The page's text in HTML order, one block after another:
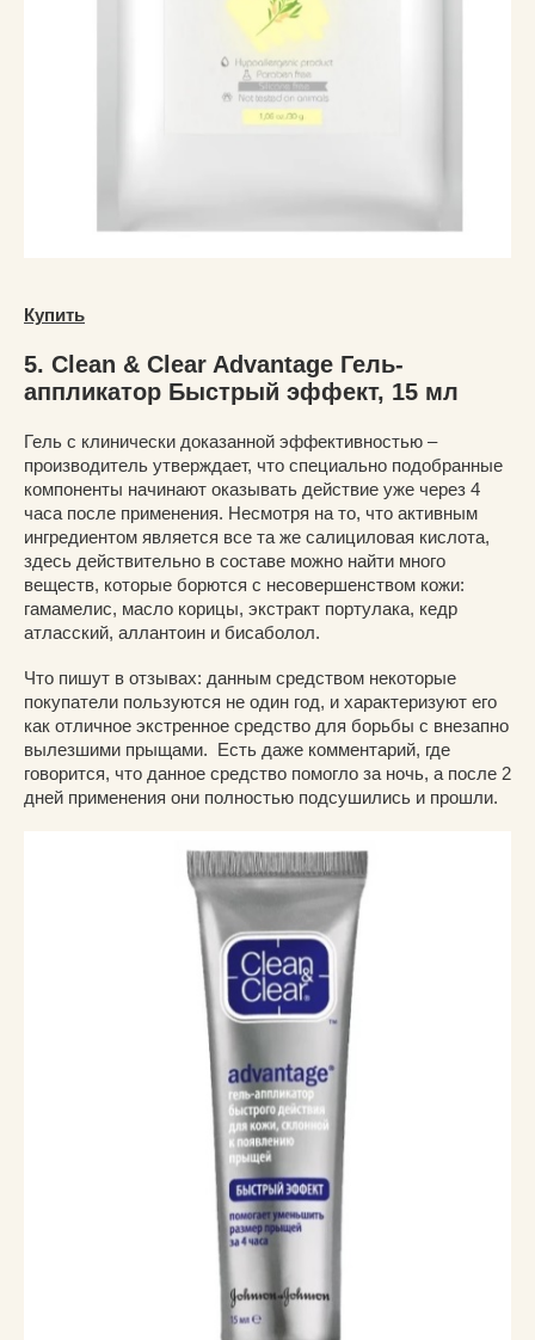
Купить
5. Clean & Clear Advantage Гель-
аппликатор Быстрый эффект, 15 мл
Гель с клинически доказанной эффективностью –
производитель утверждает, что специально подобранные
компоненты начинают оказывать действие уже через 4
часа после применения. Несмотря на то, что активным
ингредиентом является все та же салициловая кислота,
здесь действительно в составе можно найти много
веществ, которые борются с несовершенством кожи:
гамамелис, масло корицы, экстракт портулака, кедр
атласский, аллантоин и бисаболол.
Что пишут в отзывах: данным средством некоторые
покупатели пользуются не один год, и характеризуют его
как отличное экстренное средство для борьбы с внезапно
вылезшими прыщами. Есть даже комментарий, где
говорится, что данное средство помогло за ночь, а после 2
дней применения они полностью подсушились и прошли.